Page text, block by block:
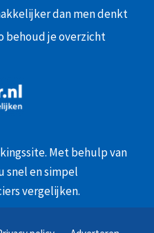
dan men denkt
behoud je overzicht
Met behulp van
snel en simpel
vergelijken.